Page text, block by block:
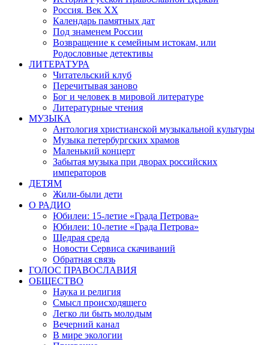
Россия. Век ХХ
Календарь памятных дат
Под знаменем России
Возвращение к семейным истокам, или
Родословные детективы
ЛИТЕРАТУРА
Читательский клуб
Перечитывая заново
Бог и человек в мировой литературе
Литературные чтения
МУЗЫКА
Антология христианской музыкальной культуры
Музыка петербургских храмов
Маленький концерт
Забытая музыка при дворах российских
императоров
ДЕТЯМ
Жили-были дети
О РАДИО
Юбилеи: 15-летие «Града Петрова»
Юбилеи: 10-летие «Града Петрова»
Щедрая среда
Новости Сервиса скачиваний
Обратная связь
ГОЛОС ПРАВОСЛАВИЯ
ОБЩЕСТВО
Наука и религия
Смысл происходящего
Легко ли быть молодым
Вечерний канал
В мире экологии